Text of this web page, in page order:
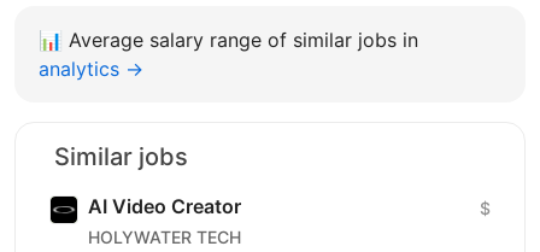
📊 Average salary range of similar jobs in
analytics →
Similar jobs
AI Video Creator
HOLYWATER TECH
$